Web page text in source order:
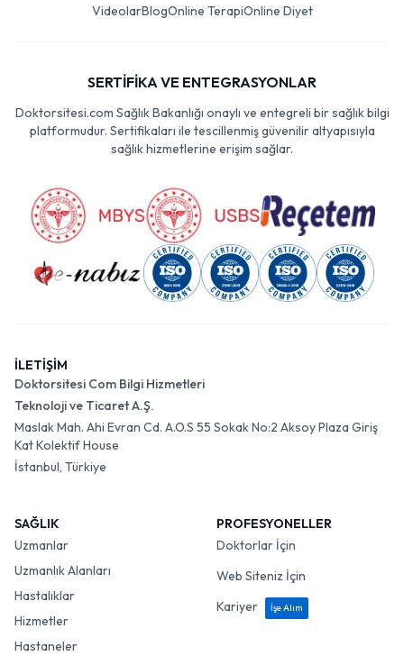
VideolarBlogOnline TerapiOnline Diyet
SERTİFİKA VE ENTEGRASYONLAR
Doktorsitesi.com Sağlık Bakanlığı onaylı ve entegreli bir sağlık bilgi
platformudur. Sertifikaları ile tescillenmiş güvenilir altyapısıyla
sağlık hizmetlerine erişim sağlar.
İLETİŞİM
Doktorsitesi Com Bilgi Hizmetleri
Teknoloji ve Ticaret A.Ş.
Maslak Mah. Ahi Evran Cd. A.O.S 55 Sokak No:2 Aksoy Plaza Giriş
Kat Kolektif House
İstanbul, Türkiye
SAĞLIK
Uzmanlar
Uzmanlık Alanları
Hastalıklar
Hizmetler
Hastaneler
PROFESYONELLER
Doktorlar İçin
Web Siteniz İçin
Kariyer
İşe Alım